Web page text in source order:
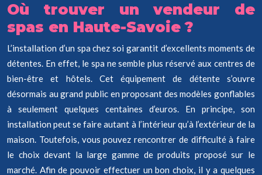
Où trouver un vendeur de
spas en Haute-Savoie ?
L’installation d’un spa chez soi garantit d’excellents moments de
détentes. En effet, le spa ne semble plus réservé aux centres de
bien-être et hôtels. Cet équipement de détente s’ouvre
désormais au grand public en proposant des modèles gonflables
à seulement quelques centaines d’euros. En principe, son
installation peut se faire autant à l’intérieur qu’à l’extérieur de la
maison. Toutefois, vous pouvez rencontrer de difficulté à faire
le choix devant la large gamme de produits proposé sur le
marché. Afin de pouvoir effectuer un bon choix, il y a quelques